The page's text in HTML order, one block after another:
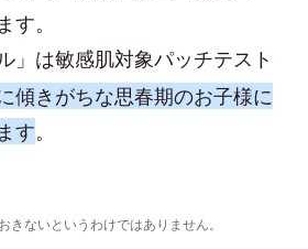
す。
」は敏感肌対象パッチテスト
傾きがちな思春期のお子様に
す。
ないというわけではありません。